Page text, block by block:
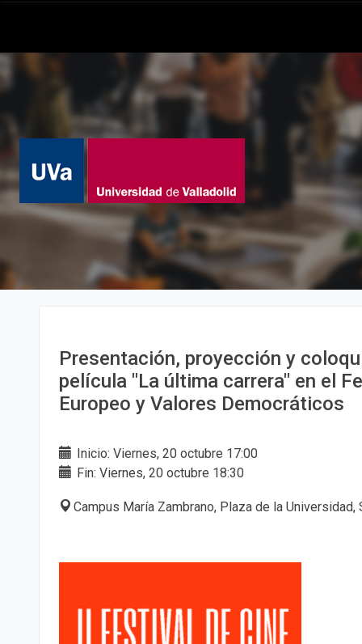
Presentación, proyección y
película "La última carrera" en el
Europeo y Valores Democráticos
Inicio: Viernes, 20 octubre 17:00
Fin: Viernes, 20 octubre 18:30
Campus María Zambrano, Plaza de la Universidad,